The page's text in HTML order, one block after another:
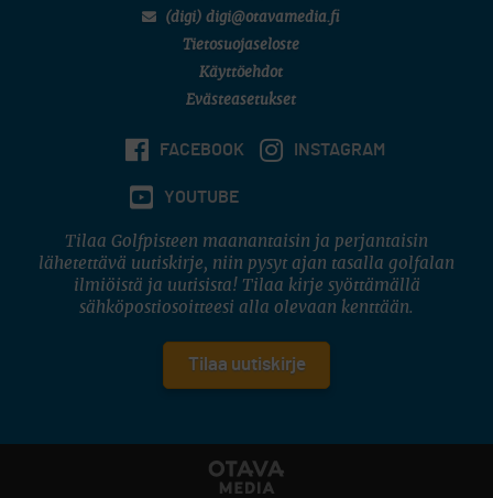
(digi) digi@otavamedia.fi
Tietosuojaseloste
Käyttöehdot
Evästeasetukset
FACEBOOK INSTAGRAM
YOUTUBE
Tilaa Golfpisteen maanantaisin ja perjantaisin
lähetettävä uutiskirje, niin pysyt ajan tasalla golfalan
ilmiöistä ja uutisista! Tilaa kirje syöttämällä
sähköpostiosoitteesi alla olevaan kenttään.
Tilaa uutiskirje